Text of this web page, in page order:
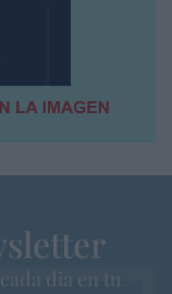
dia en tu